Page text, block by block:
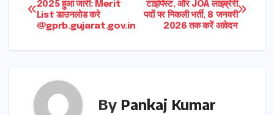
navigation
टाइपिस्ट, और JOA लाइब्रेरी
पदों पर निकली भर्ती, 8 जनवरी
2026 तक करें आवेदन
2025 हुआ जारी: Merit
List डाउनलोड करे
@gprb.gujarat.gov.in
By Pankaj Kumar